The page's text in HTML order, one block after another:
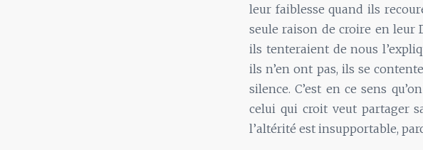
leur faiblesse quand ils
seule raison de croire en leur
ils tenteraient de nous
ils n’en ont pas, ils se
silence. C’est en ce sens
celui qui croit veut partager
l’altérité est insupportable,